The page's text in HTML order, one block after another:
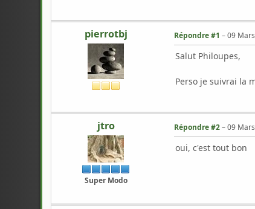
pierrotbj Répondre #1 –09
Salut Philoupes,
Perso je suivrai la
jtro
Super Modo
Répondre #2–09
oui, c'est tout bon